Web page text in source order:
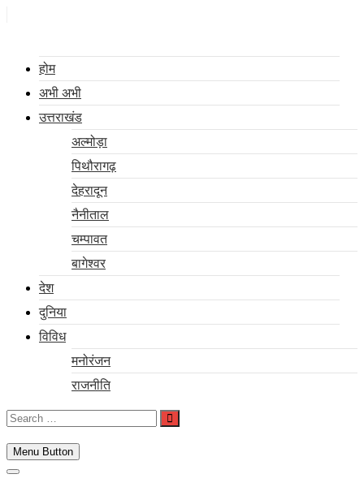
होम
अभी अभी
उत्तराखंड
अल्मोड़ा
पिथौरागढ़
देहरादून
नैनीताल
चम्पावत
बागेश्वर
देश
दुनिया
विविध
मनोरंजन
राजनीति
Search
…
Menu Button